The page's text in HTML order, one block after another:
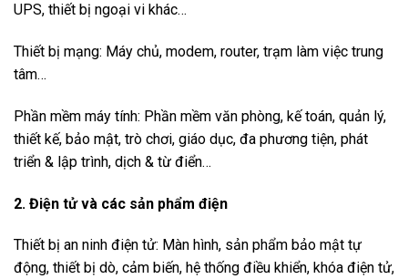
UPS, thiết bị ngoại vi khác…
Thiết bị mạng: Máy chủ, modem, router, trạm làm việc trung
tâm…
Phần mềm máy tính: Phần mềm văn phòng, kế toán, quản lý,
thiết kế, bảo mật, trò chơi, giáo dục, đa phương tiện, phát
triển & lập trình, dịch & từ điển…
2. Điện tử và các sản phẩm điện
Thiết bị an ninh điện tử: Màn hình, sản phẩm bảo mật tự
động, thiết bị dò, cảm biến, hệ thống điều khiển, khóa điện tử,